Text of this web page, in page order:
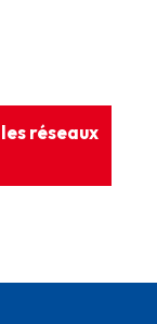
réseaux